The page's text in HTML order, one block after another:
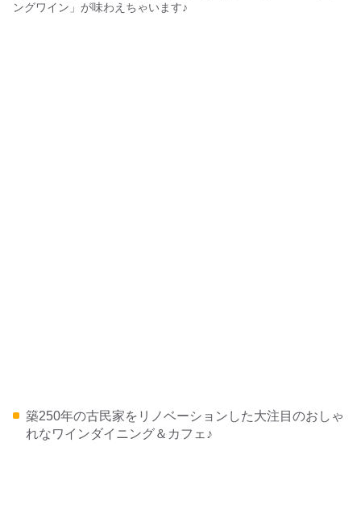
ングワイン」が味わえちゃいます♪
築250年の古民家をリノベーションした大注目のおしゃ
れなワインダイニング＆カフェ♪